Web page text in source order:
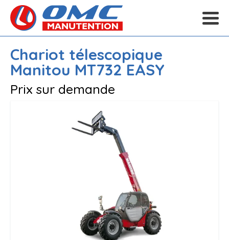
Chariot télescopique
Manitou MT732 EASY
Prix sur demande